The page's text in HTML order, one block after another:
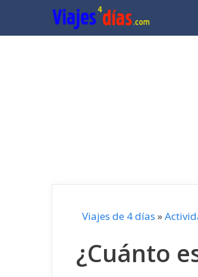
contenido
Viajes de 4 días »
¿Cuánto